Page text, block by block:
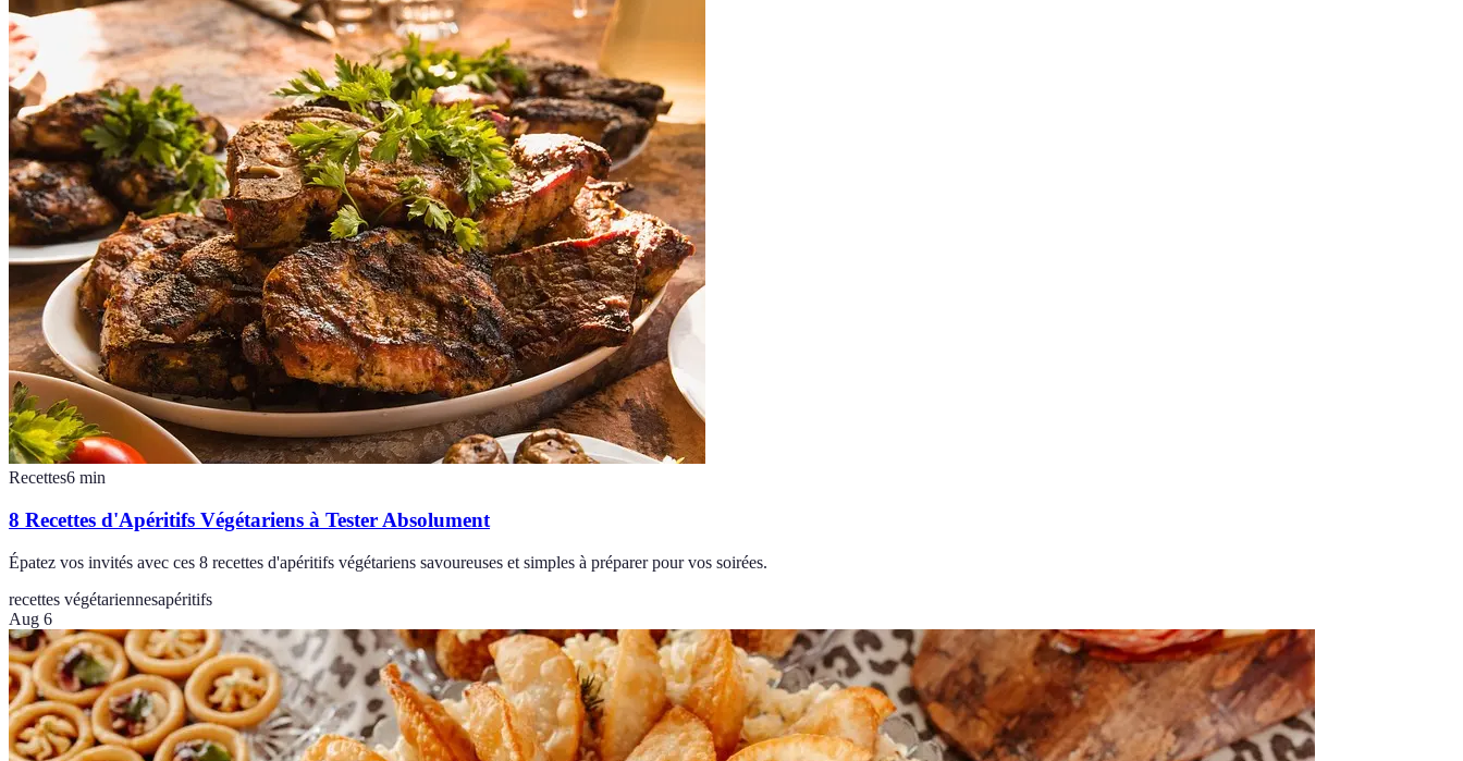
Recettes6 min
8 Recettes d'Apéritifs Végétariens à Tester Absolument
Épatez vos invités avec ces 8 recettes d'apéritifs végétariens savoureuses et simples à préparer pour vos soirées.
recettes végétariennesapéritifs
Aug 6